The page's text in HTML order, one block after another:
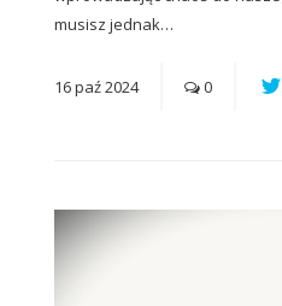
musisz jednak…
16paź2024 0